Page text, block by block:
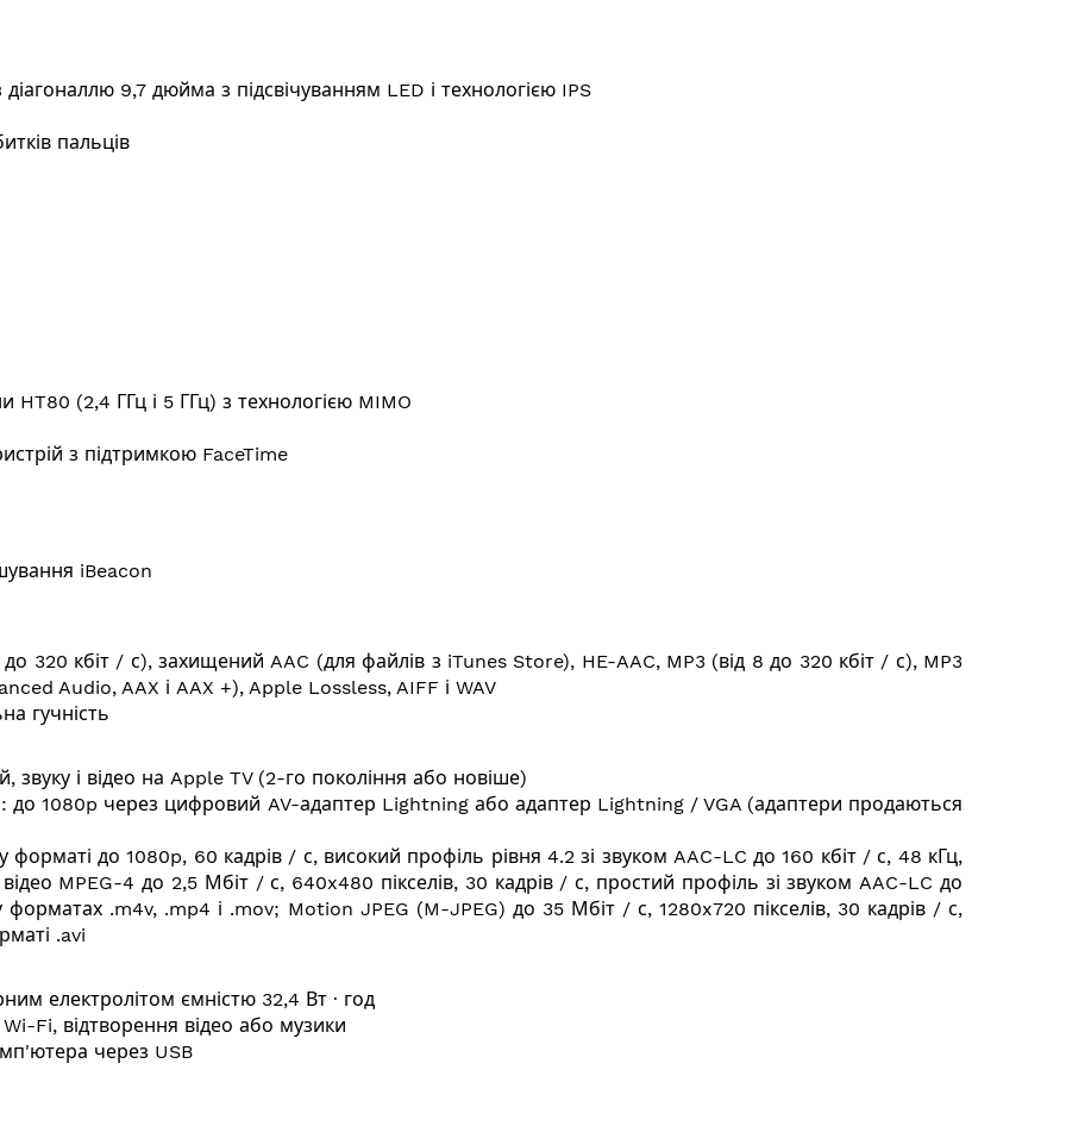
9,7 дюйма з підсвічуванням LED і технологією IPS
пальців
(2,4 ГГц і 5 ГГц) з технологією MIMO
з підтримкою FaceTime
iBeacon
320 кбіт / с), захищений AAC (для файлів з iTunes Store), HE-AAC, MP3 (від 8 до 320 кбіт / с), MP3
Audio, AAX і AAX +), Apple Lossless, AIFF і WAV
гучність
звуку і відео на Apple TV (2-го покоління або новіше)
до 1080p через цифровий AV-адаптер Lightning або адаптер Lightning / VGA (адаптери продаються
форматі до 1080p, 60 кадрів / с, високий профіль рівня 4.2 зі звуком AAC-LC до 160 кбіт / с, 48 кГц,
MPEG-4 до 2,5 Мбіт / с, 640x480 пікселів, 30 кадрів / с, простий профіль зі звуком AAC-LC до
форматах .m4v, .mp4 і .mov; Motion JPEG (M-JPEG) до 35 Мбіт / с, 1280x720 пікселів, 30 кадрів / с,
.avi
електролітом ємністю 32,4 Вт ∙ год
Fi, відтворення відео або музики
через USB